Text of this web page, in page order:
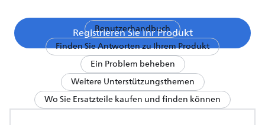
Registrieren Sie Ihr Produkt
Benutzerhandbuch
Finden Sie Antworten zu Ihrem Produkt
Ein Problem beheben
Weitere Unterstützungsthemen
Wo Sie Ersatzteile kaufen und finden können